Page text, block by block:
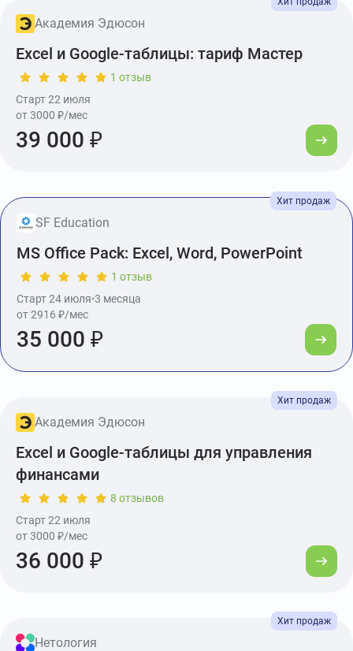
Академия Эдюсон
Excel и Google-таблицы: тариф Мастер
1 отзыв
Старт 22 июля
от 3000 ₽/мес
39 000 ₽
SF Education
MS Office Pack: Excel, Word, PowerPoint
1 отзыв
Старт 24 июля 3 месяца
от 2916 ₽/мес
35 000 ₽
Академия Эдюсон
Excel и Google-таблицы для управления
финансами
8 отзывов
Старт 22 июля
от 3000 ₽/мес
36 000 ₽
Нетология